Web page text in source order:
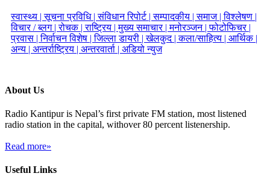
स्वास्थ्य |सूचना प्रविधि |संविधान रिपोर्ट |सम्पादकीय |समाज |विश्लेषण |
विचार / ब्लग |रोचक |राष्ट्रिय |मुख्य समाचार |मनोरञ्जन |फोटोफिचर |
प्रवास |निर्वाचन विशेष |जिल्ला डायरी |खेलकुद |कला/साहित्य | आर्थिक |
अन्य | अन्तर्राष्ट्रिय | अन्तरवार्ता | अडियो न्युज
About Us
Radio Kantipur is Nepal’s first private FM station, most listened
radio station in the capital, withover 80 percent listenership.
Read more»
Useful Links